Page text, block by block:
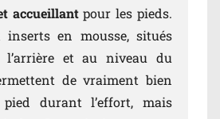
accueillantpour les pieds.
inserts en mousse, situés
l’arrière et au niveau du
de vraiment bien
pied durant l’effort, mais